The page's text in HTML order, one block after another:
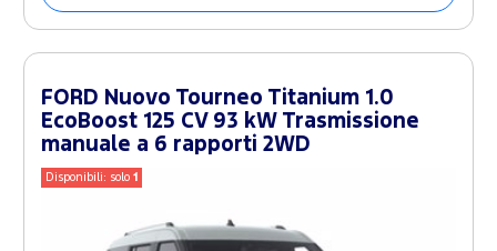
FORD Nuovo Tourneo Titanium 1.0
EcoBoost 125 CV 93 kW Trasmissione
manuale a 6 rapporti 2WD
Disponibili: solo1